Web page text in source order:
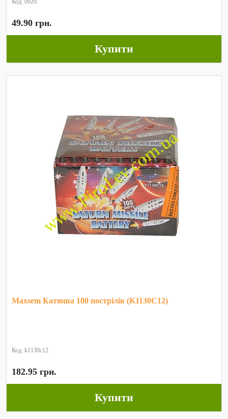
49.90 грн.
Купити
Maxsem Катюша 100 пострілів (K1130C12)
Код: k1130c12
182.95 грн.
Купити